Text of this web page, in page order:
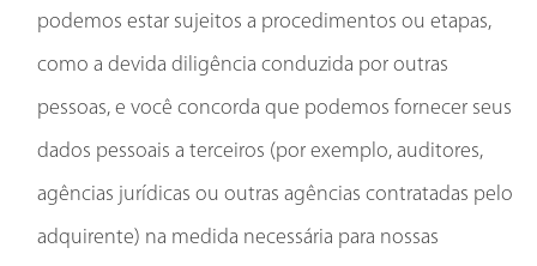
podemos estar sujeitos a procedimentos ou etapas,
como a devida diligência conduzida por outras
pessoas, e você concorda que podemos fornecer seus
dados pessoais a terceiros (por exemplo, auditores,
agências jurídicas ou outras agências contratadas pelo
adquirente) na medida necessária para nossas